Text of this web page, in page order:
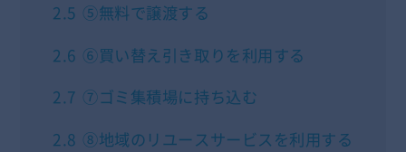
2.5 ⑤無料で譲渡する
2.6 ⑥買い替え引き取りを利用する
2.7 ⑦ゴミ集積場に持ち込む
2.8 ⑧地域のリユースサービスを利用する